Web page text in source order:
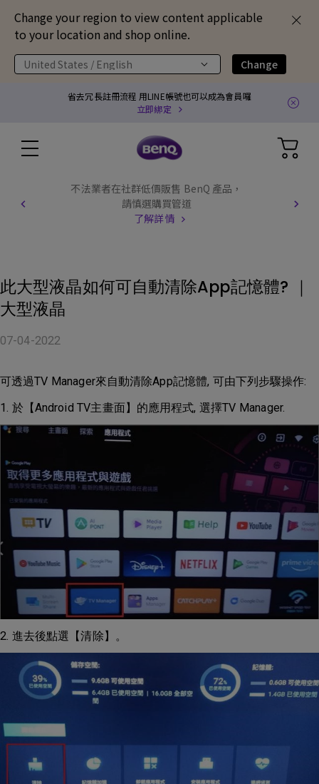
Change your region to view content applicable
to your location and shop online.
United States / English Change
省去冗長註冊流程 用LINE帳號也可以成為會員囉
立即綁定
不法業者在社群低價販售 BenQ 產品，
請慎選購買管道
了解詳情
此大型液晶如何可自動清除App記憶體? ｜
大型液晶
07-04-2022
可透過TV Manager來自動清除App記憶體, 可由下列步驟操作:
1. 於【Android TV主畫面】的應用程式, 選擇TV Manager.
2. 進去後點選【清除】。